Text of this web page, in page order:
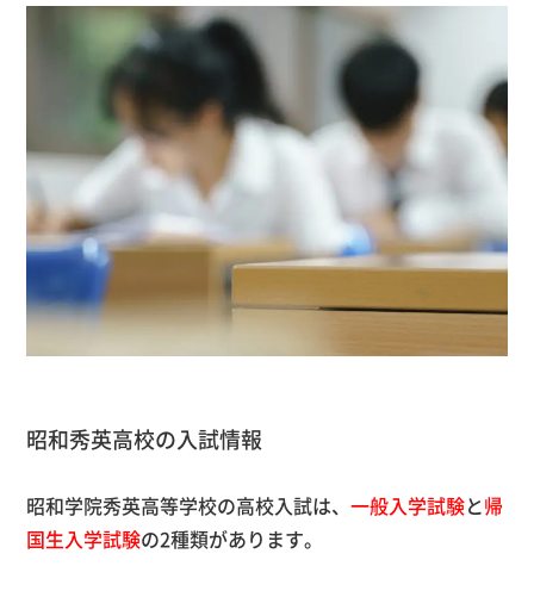
昭和秀英高校の入試情報
昭和学院秀英高等学校の高校入試は、一般入学試験と帰
国生入学試験の2種類があります。